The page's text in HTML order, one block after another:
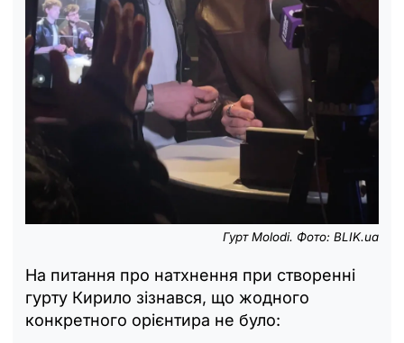
Гурт Molodi. Фото: BLIK.ua
На питання про натхнення при створенні
гурту Кирило зізнався, що жодного
конкретного орієнтира не було: